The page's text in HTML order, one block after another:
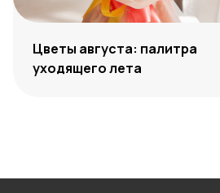
Цветы августа: палитра
уходящего лета